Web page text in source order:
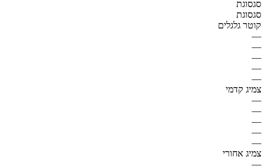
סגסוגת
סגסוגת
קוטר גלגלים
—
—
—
—
—
צמיג קדמי
—
—
—
—
—
צמיג אחורי
—